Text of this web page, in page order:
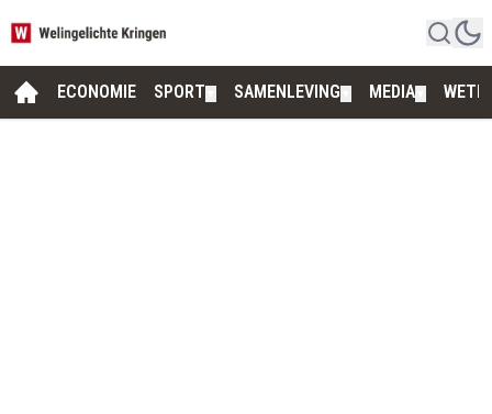
ECONOMIE SPORT SAMENLEVING MEDIA